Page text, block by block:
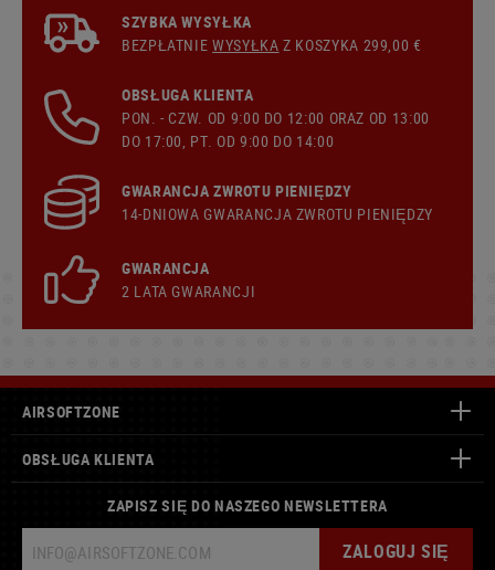
SZYBKA WYSYŁKA
BEZPŁATNIEWYSYŁKA Z KOSZYKA 299,00 €
OBSŁUGA KLIENTA
PON. - CZW. OD 9:00 DO 12:00 ORAZ OD 13:00
DO 17:00, PT. OD 9:00 DO 14:00
GWARANCJA ZWROTU PIENIĘDZY
14-DNIOWA GWARANCJA ZWROTU PIENIĘDZY
GWARANCJA
2 LATA GWARANCJI
AIRSOFTZONE
OBSŁUGA KLIENTA
ZAPISZ SIĘ DO NASZEGO NEWSLETTERA
ZALOGUJ SIĘ